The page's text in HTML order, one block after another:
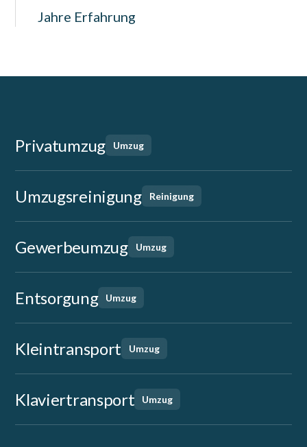
Jahre Erfahrung
Privatumzug Umzug
Umzugsreinigung Reinigung
Gewerbeumzug Umzug
Entsorgung Umzug
Kleintransport Umzug
Klaviertransport Umzug